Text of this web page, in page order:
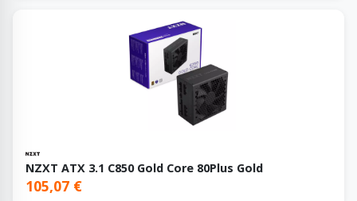
NZXT ATX 3.1 C850 Gold Core 80Plus Gold
105,07 €